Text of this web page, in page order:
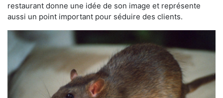
restaurant donne une idée de son image et représente
aussi un point important pour séduire des clients.